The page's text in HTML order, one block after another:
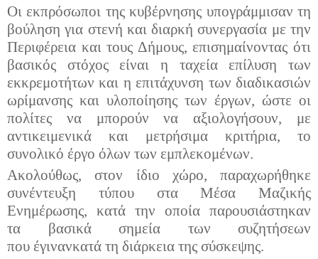
Οι εκπρόσωποι της κυβέρνησης υπογράμμισαν τη
βούληση για στενή και διαρκή συνεργασία με την
Περιφέρεια και τους Δήμους, επισημαίνοντας ότι
βασικός στόχος είναι η ταχεία επίλυση των
εκκρεμοτήτων και η επιτάχυνση των διαδικασιών
ωρίμανσης και υλοποίησης των έργων, ώστε οι
πολίτες να μπορούν να αξιολογήσουν, με
αντικειμενικά και μετρήσιμα κριτήρια, το
συνολικό έργο όλων των εμπλεκομένων.
Ακολούθως, στον ίδιο χώρο, παραχωρήθηκε
συνέντευξη τύπου στα Μέσα Μαζικής
Ενημέρωσης, κατά την οποία παρουσιάστηκαν
τα βασικά σημεία των συζητήσεων
που έγινανκατά τη διάρκεια της σύσκεψης.